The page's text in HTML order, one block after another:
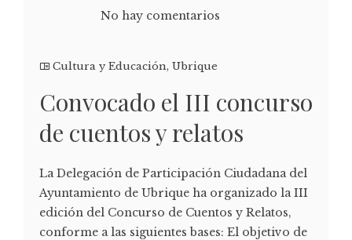
No hay comentarios
Cultura y Educación, Ubrique
Convocado el III concurso
de cuentos y relatos
La Delegación de Participación Ciudadana del
Ayuntamiento de Ubrique ha organizado la III
edición del Concurso de Cuentos y Relatos,
conforme a las siguientes bases: El objetivo de